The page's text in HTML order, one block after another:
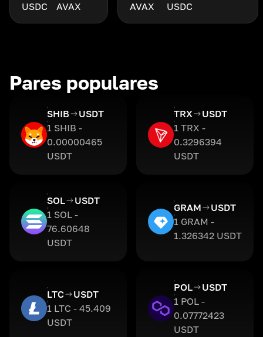
USDC
AVAX
AVAX
USDC
Pares populares
SHIB
USDT
1 SHIB -
0.00000465
USDT
TRX
USDT
1 TRX -
0.3296394
USDT
SOL
USDT
1 SOL -
76.60648
USDT
GRAM
USDT
1 GRAM -
1.326342 USDT
LTC
USDT
1 LTC - 45.409
USDT
POL
USDT
1 POL -
0.07772423
USDT